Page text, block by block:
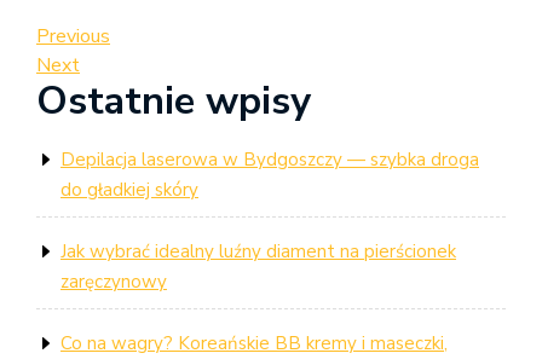
Nawigacja
wpisu
Previous
Post
Previous
Next
Post
Next
Ostatnie wpisy
Depilacja laserowa w Bydgoszczy — szybka droga
do gładkiej skóry
Jak wybrać idealny luźny diament na pierścionek
zaręczynowy
Co na wagry? Koreańskie BB kremy i maseczki,